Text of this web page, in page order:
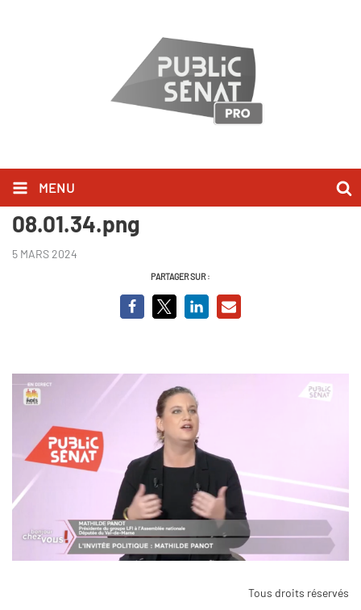
MENU
Capture d’écran 2024-03-05 à
08.01.34.png
5 MARS 2024
PARTAGER SUR :
Tous droits réservés